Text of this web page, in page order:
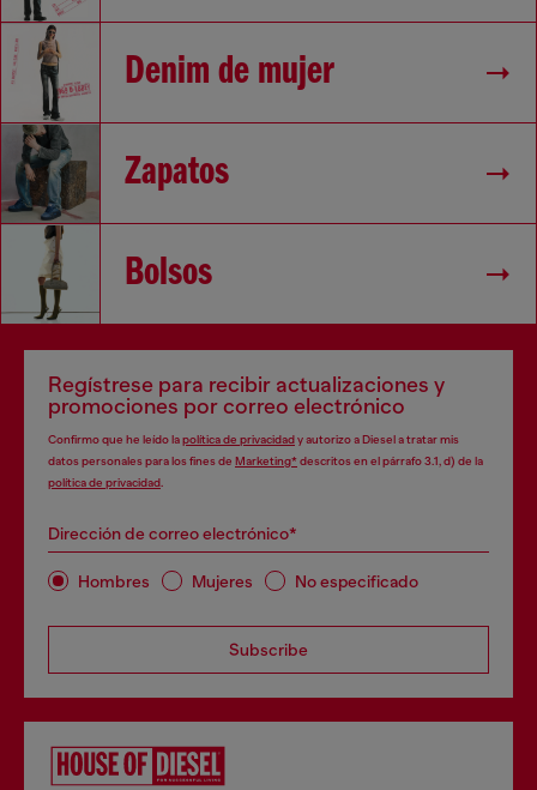
Denim de mujer
Zapatos
Bolsos
Regístrese para recibir actualizaciones y
promociones por correo electrónico
Confirmo que he leído lapolítica de privacidady autorizo a Diesel a tratar mis
datos personales para los fines de Marketing*descritos en el párrafo 3.1, d) de la
política de privacidad
Dirección de correo electrónico*
Hombres Mujeres No especificado
Subscribe